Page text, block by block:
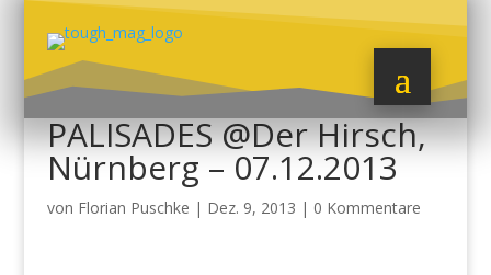
PALISADES @Der Hirsch,
Nürnberg – 07.12.2013
von Florian Puschke | Dez. 9, 2013 | 0 Kommentare